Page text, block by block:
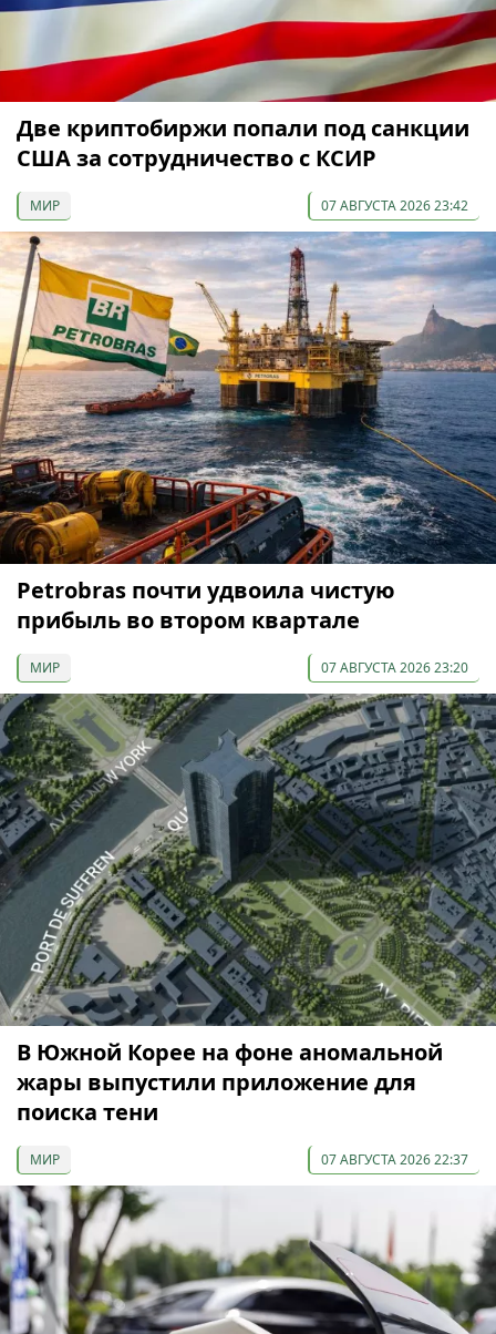
Две криптобиржи попали под санкции
США за сотрудничество с КСИР
МИР 07 АВГУСТА 2026 23:42
Petrobras почти удвоила чистую
прибыль во втором квартале
МИР 07 АВГУСТА 2026 23:20
В Южной Корее на фоне аномальной
жары выпустили приложение для
поиска тени
МИР 07 АВГУСТА 2026 22:37